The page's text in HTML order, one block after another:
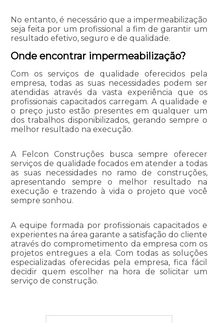
No entanto, é necessário que a impermeabilização
seja feita por um profissional a fim de garantir um
resultado efetivo, seguro e de qualidade.
Onde encontrar impermeabilização?
Com os serviços de qualidade oferecidos pela
empresa, todas as suas necessidades podem ser
atendidas através da vasta experiência que os
profissionais capacitados carregam. A qualidade e
o preço justo estão presentes em qualquer um
dos trabalhos disponibilizados, gerando sempre o
melhor resultado na execução.
A Felcon Construções busca sempre oferecer
serviços de qualidade focados em atender a todas
as suas necessidades no ramo de construções,
apresentando sempre o melhor resultado na
execução e trazendo à vida o projeto que você
sempre sonhou.
A equipe formada por profissionais capacitados e
experientes na área garante a satisfação do cliente
através do comprometimento da empresa com os
projetos entregues a ela. Com todas as soluções
especializadas oferecidas pela empresa, fica fácil
decidir quem escolher na hora de solicitar um
serviço de construção.